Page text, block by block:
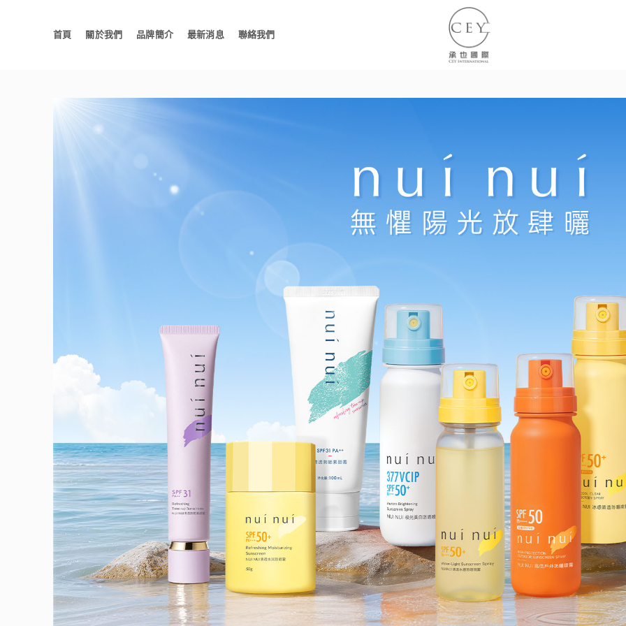
首頁 關於我們 品牌簡介 最新消息 聯絡我們